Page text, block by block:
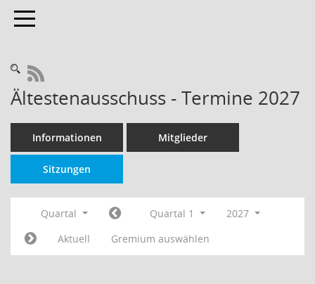
Toggle navigation
RSS-Feed
Ältestenausschuss - Termine 2027
Informationen Mitglieder
Sitzungen
Quartal Quartal 1
2027
Aktuell
Gremium auswählen